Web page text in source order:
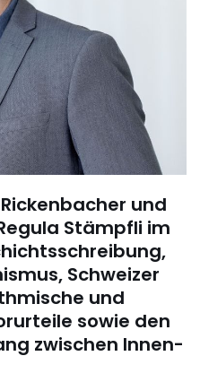
und
Stämpfli im
Schweizer
und
sowie den
zwischen Innen-